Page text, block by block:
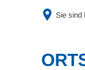
Sie sind